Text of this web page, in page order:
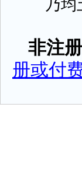
乃均土
非注
册或付